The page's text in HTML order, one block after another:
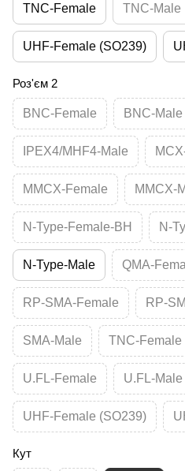
TNC-Female TNC-Male
UHF-Female (SO239)
Роз'єм 2
BNC-Female BNC-Male
IPEX4/MHF4-Male
MMCX-Female MMCX-
N-Type-Female-BH N-
N-Type-Male QMA-
RP-SMA-Female RP-
SMA-Male TNC-Female
U.FL-Female U.FL-Male
UHF-Female (SO239)
Кут